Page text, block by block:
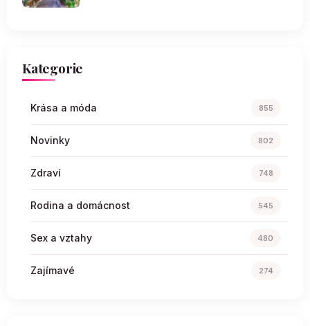
Kategorie
Krása a móda 855
Novinky 802
Zdraví 748
Rodina a domácnost 545
Sex a vztahy 480
Zajímavé 274